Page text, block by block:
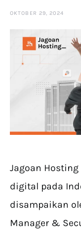
OKTOBER 29, 2024
Jagoan
digital pada
disampaikan
Manager &